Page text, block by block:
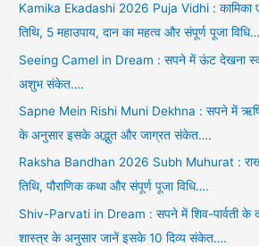
Kamika Ekadashi 2026 Puja Vidhi : कामिका
तिथि, 5 महाउपाय, दान का महत्व और संपूर्ण पूजा
Seeing Camel in Dream : सपने में ऊंट देखना
अशुभ संकेत….
Sapne Mein Rishi Muni Dekhna : सपने में
के अनुसार इसके अद्भुत और जाग्रत संकेत….
Raksha Bandhan 2026 Subh Muhurat :
तिथि, पौराणिक कथा और संपूर्ण पूजा विधि….
Shiv-Parvati in Dream : सपने में शिव-पार्वती के
शास्त्र के अनुसार जानें इसके 10 दिव्य संकेत….